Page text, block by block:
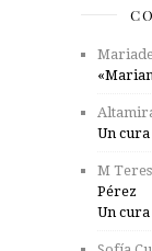
Un
M
Pérez
Un